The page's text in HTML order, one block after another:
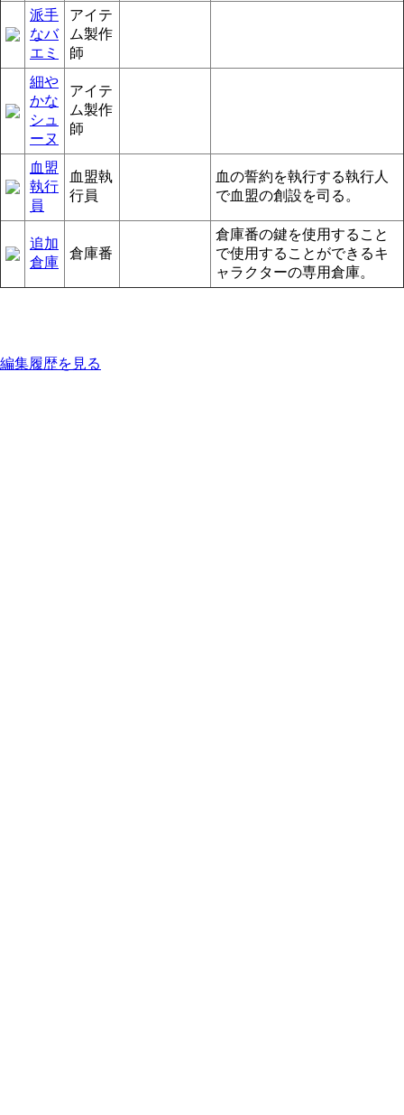
派手
なバ
エミ
アイテ
ム製作
師
細や
かな
シュ
ーヌ
アイテ
ム製作
師
血盟
執行
員
血盟執
行員
血の誓約を執行する執行人
で血盟の創設を司る。
追加
倉庫
倉庫番
倉庫番の鍵を使用すること
で使用することができるキ
ャラクターの専用倉庫。
編集履歴を見る